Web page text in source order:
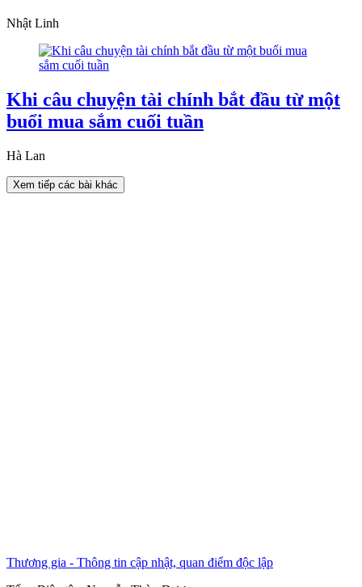
Nhật Linh
Khi câu chuyện tài chính bắt đầu từ một
buổi mua sắm cuối tuần
Hà Lan
Xem tiếp các bài khác
Thương gia - Thông tin cập nhật, quan điểm độc lập